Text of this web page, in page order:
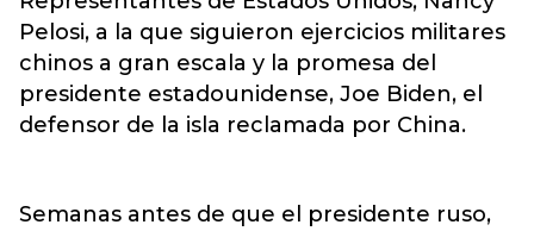
Pelosi, a la que siguieron ejercicios militares
chinos a gran escala y la promesa del
presidente estadounidense, Joe Biden, el
defensor de la isla reclamada por China.
Semanas antes de que el presidente ruso,